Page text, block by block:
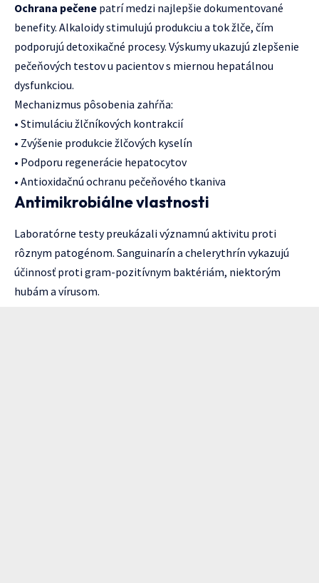
Ochrana pečene patrí medzi najlepšie dokumentované
benefity. Alkaloidy stimulujú produkciu a tok žlče, čím
podporujú detoxikačné procesy. Výskumy ukazujú zlepšenie
pečeňových testov u pacientov s miernou hepatálnou
dysfunkciou.
Mechanizmus pôsobenia zahŕňa:
• Stimuláciu žlčníkových kontrakcií
• Zvýšenie produkcie žlčových kyselín
• Podporu regenerácie hepatocytov
• Antioxidačnú ochranu pečeňového tkaniva
Antimikrobiálne vlastnosti
Laboratórne testy preukázali významnú aktivitu proti
rôznym patogénom. Sanguinarín a chelerythrín vykazujú
účinnosť proti gram-pozitívnym baktériám, niektorým
hubám a vírusom.